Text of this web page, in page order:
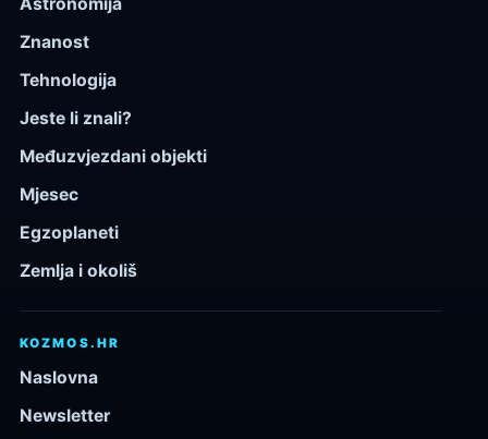
Znanost
Tehnologija
Jeste li znali?
Međuzvjezdani objekti
Mjesec
Egzoplaneti
Zemlja i okoliš
KOZMOS.HR
Naslovna
Newsletter